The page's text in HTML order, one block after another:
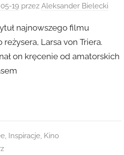
19 przez Aleksander Bielecki
najnowszego filmu
Larsa von Triera.
on kręcenie od amatorskich
, Inspiracje, Kino